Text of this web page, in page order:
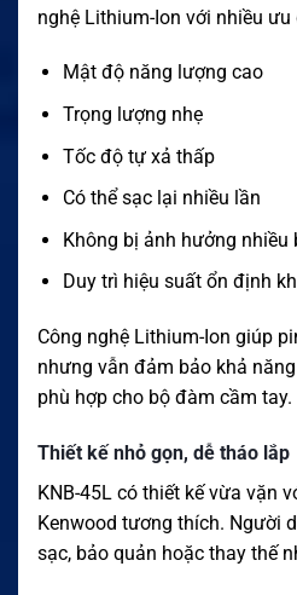
nghệ Lithium-Ion với nhiều
Mật độ năng lượng cao
Trọng lượng nhẹ
Tốc độ tự xả thấp
Có thể sạc lại nhiều lần
Không bị ảnh hưởng nhiều
Duy trì hiệu suất ổn định
Công nghệ Lithium-Ion giúp
nhưng vẫn đảm bảo khả
phù hợp cho bộ đàm cầm tay.
Thiết kế nhỏ gọn, dễ tháo lắp
KNB-45L có thiết kế vừa vặn
Kenwood tương thích. Người
sạc, bảo quản hoặc thay thế